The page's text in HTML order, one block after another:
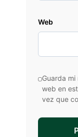
Web
Guarda
web en
vez que